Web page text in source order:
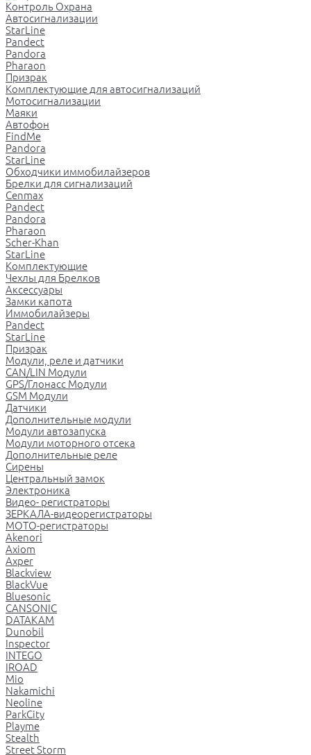
Контроль Охрана
Автосигнализации
StarLine
Pandect
Pandora
Pharaon
Призрак
Комплектующие для автосигнализаций
Мотосигнализации
Маяки
Автофон
FindMe
Pandora
StarLine
Обходчики иммобилайзеров
Брелки для сигнализаций
Cenmax
Pandect
Pandora
Pharaon
Scher-Khan
StarLine
Комплектующие
Чехлы для Брелков
Аксессуары
Замки капота
Иммобилайзеры
Pandect
StarLine
Призрак
Модули, реле и датчики
CAN/LIN Модули
GPS/Глонасс Модули
GSM Модули
Датчики
Дополнительные модули
Модули автозапуска
Модули моторного отсека
Дополнительные реле
Сирены
Центральный замок
Электроника
Видео- регистраторы
ЗЕРКАЛА-видеорегистраторы
МОТО-регистраторы
Akenori
Axiom
Axper
Blackview
BlackVue
Bluesonic
CANSONIC
DATAKAM
Dunobil
Inspector
INTEGO
IROAD
Mio
Nakamichi
Neoline
ParkCity
Playme
Stealth
Street Storm